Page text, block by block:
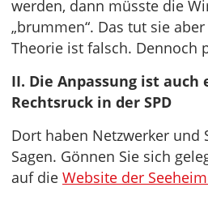
werden, dann müsste die
„brummen“. Das tut sie
Theorie ist falsch. Dennoch
II. Die Anpassung ist auch
Rechtsruck in der SPD
Dort haben Netzwerker und
Sagen. Gönnen Sie sich
auf die Website der